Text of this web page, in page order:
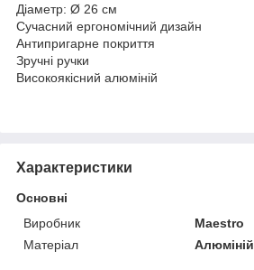
Діаметр: Ø 26 см
Сучасний ергономічний дизайн
Антипригарне покриття
Зручні ручки
Високоякісний алюміній
Характеристики
Основні
Виробник
Maestro
Матеріал
Алюміній